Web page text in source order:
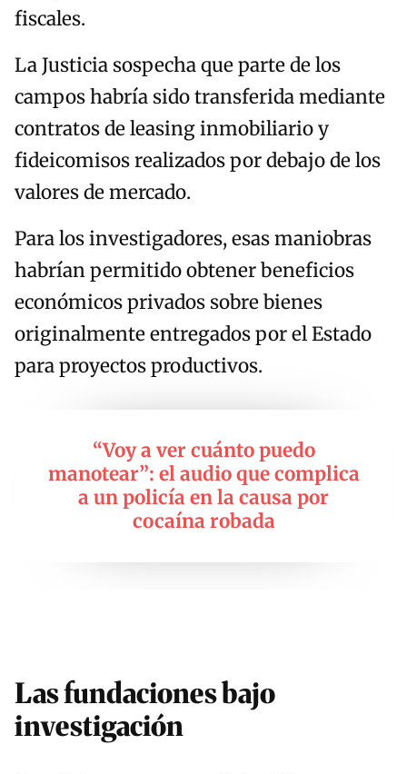
fiscales.
La Justicia sospecha que parte de los
campos habría sido transferida mediante
contratos de leasing inmobiliario y
fideicomisos realizados por debajo de los
valores de mercado.
Para los investigadores, esas maniobras
habrían permitido obtener beneficios
económicos privados sobre bienes
originalmente entregados por el Estado
para proyectos productivos.
“Voy a ver cuánto puedo
manotear”: el audio que complica
a un policía en la causa por
cocaína robada
Las fundaciones bajo
investigación